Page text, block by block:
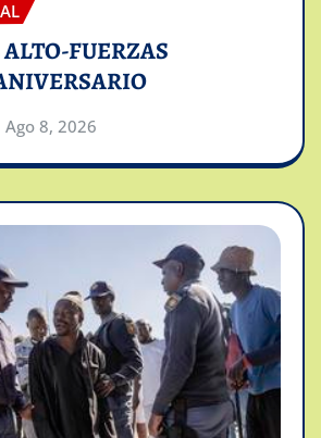
FUERZAS
Ago 8, 2026